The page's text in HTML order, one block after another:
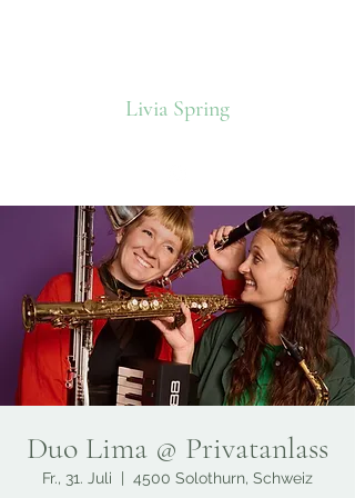
Livia Spring
Duo Lima @ Privatanlass
Fr., 31. Juli 4500 Solothurn, Schweiz